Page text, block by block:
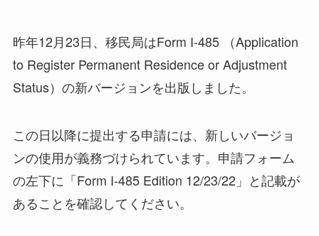
昨年12月23日、移民局はForm I-485 （Application
to Register Permanent Residence or Adjustment
Status）の新バージョンを出版しました。
この日以降に提出する申請には、新しいバージョ
ンの使用が義務づけられています。申請フォーム
の左下に「Form I-485 Edition 12/23/22」と記載が
あることを確認してください。